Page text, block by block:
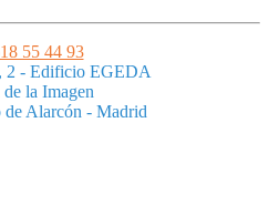
55 44 93
2 - Edificio EGEDA
la Imagen
de Alarcón - Madrid